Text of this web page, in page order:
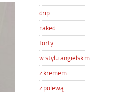
drip
naked
Torty
w stylu angielskim
z kremem
z polewą